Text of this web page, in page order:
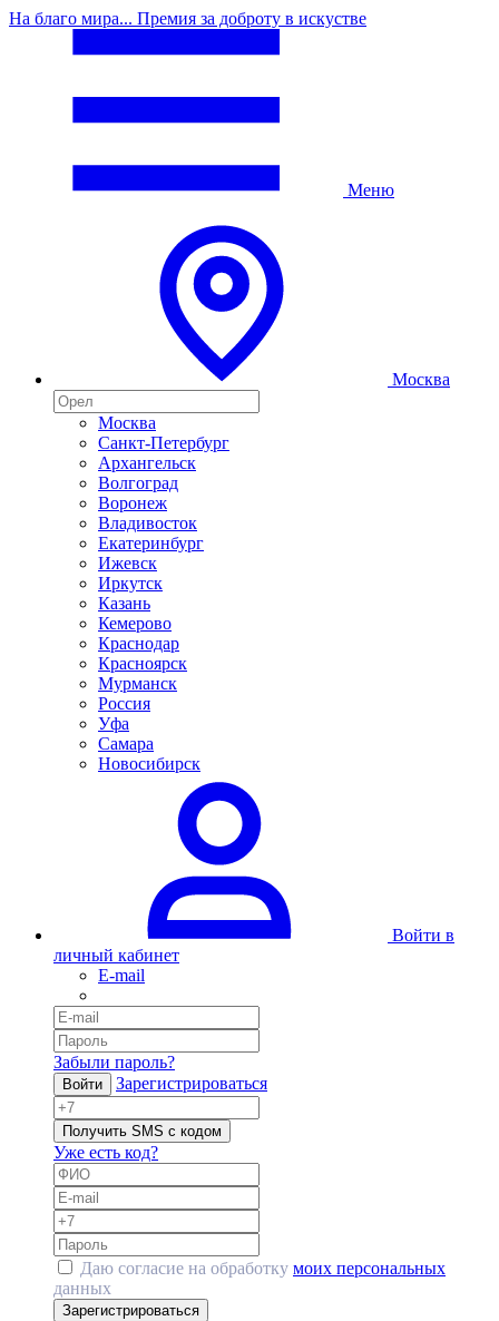
На благо мира... Премия за доброту в искустве
Меню
Москва
Москва
Санкт-Петербург
Архангельск
Волгоград
Воронеж
Владивосток
Екатеринбург
Ижевск
Иркутск
Казань
Кемерово
Краснодар
Красноярск
Мурманск
Россия
Уфа
Самара
Новосибирск
Войти в
личный кабинет
E-mail
Забыли пароль?
Войти Зарегистрироваться
Получить SMS с кодом
Уже есть код?
Даю согласие на обработку моих персональных
данных
Зарегистрироваться